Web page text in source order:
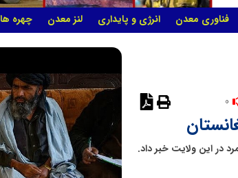
فناوری معدن انرژی و پایداری لنز معدن چهره ها